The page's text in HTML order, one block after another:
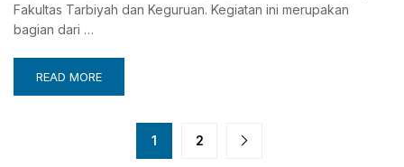
Fakultas Tarbiyah dan Keguruan. Kegiatan ini merupakan
bagian dari …
READ MORE
1 2